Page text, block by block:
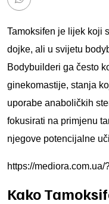
Tamoksifen je lijek koji
dojke, ali u svijetu
Bodybuilderi ga često
ginekomastije, stanja
uporabe anaboličkih
fokusirati na primjenu
njegove potencijalne
https://mediora.com.ua/
Kako